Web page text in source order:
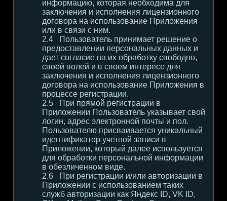
информацию, которая необходима для
заключения и исполнения лицензионного
договора на использование Приложения
или в связи с ним.
Пользователь принимает решение о
предоставлении персональных данных и
дает согласие на их обработку свободно,
своей волей и в своем интересе для
заключения и исполнения лицензионного
договора на использование Приложения в
процессе регистрации.
При прямой регистрации в
Приложении Пользователь указывает свой
логин, адрес электронной почты и пол.
Пользователю присваивается уникальный
идентификатор учетной записи в
Приложении, который далее используется
для обработки персональной информации
в обезличенном виде.
При регистрации и/или авторизации в
Приложении с использованием таких
служб авторизации как Яндекс ID, VK ID,